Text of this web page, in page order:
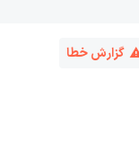
گزارش خطا